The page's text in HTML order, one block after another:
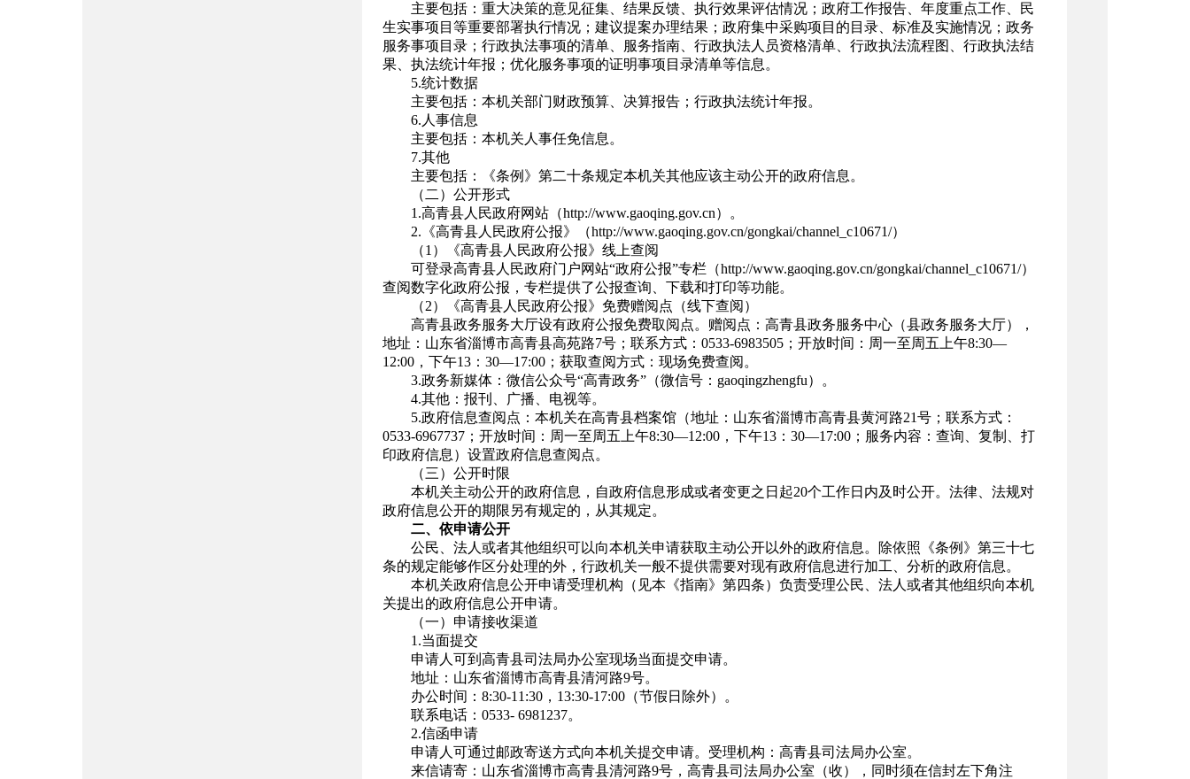
主要包括：重大决策的意见征集、结果反馈、执行效果评估情况；政府工作报告、年度重点工作、民
生实事项目等重要部署执行情况；建议提案办理结果；政府集中采购项目的目录、标准及实施情况；政务
服务事项目录；行政执法事项的清单、服务指南、行政执法人员资格清单、行政执法流程图、行政执法结
果、执法统计年报；优化服务事项的证明事项目录清单等信息。
5.统计数据
主要包括：本机关部门财政预算、决算报告；行政执法统计年报。
6.人事信息
主要包括：本机关人事任免信息。
7.其他
主要包括：《条例》第二十条规定本机关其他应该主动公开的政府信息。
（二）公开形式
1.高青县人民政府网站（http://www.gaoqing.gov.cn）。
2.《高青县人民政府公报》（http://www.gaoqing.gov.cn/gongkai/channel_c10671/）
（1）《高青县人民政府公报》线上查阅
可登录高青县人民政府门户网站“政府公报”专栏（http://www.gaoqing.gov.cn/gongkai/channel_c10671/）
查阅数字化政府公报，专栏提供了公报查询、下载和打印等功能。
（2）《高青县人民政府公报》免费赠阅点（线下查阅）
高青县政务服务大厅设有政府公报免费取阅点。赠阅点：高青县政务服务中心（县政务服务大厅），
地址：山东省淄博市高青县高苑路7号；联系方式：0533-6983505；开放时间：周一至周五上午8:30—
12:00，下午13：30—17:00；获取查阅方式：现场免费查阅。
3.政务新媒体：微信公众号“高青政务”（微信号：gaoqingzhengfu）。
4.其他：报刊、广播、电视等。
5.政府信息查阅点：本机关在高青县档案馆（地址：山东省淄博市高青县黄河路21号；联系方式：
0533-6967737；开放时间：周一至周五上午8:30—12:00，下午13：30—17:00；服务内容：查询、复制、打
印政府信息）设置政府信息查阅点。
（三）公开时限
本机关主动公开的政府信息，自政府信息形成或者变更之日起20个工作日内及时公开。法律、法规对
政府信息公开的期限另有规定的，从其规定。
二、依申请公开
公民、法人或者其他组织可以向本机关申请获取主动公开以外的政府信息。除依照《条例》第三十七
条的规定能够作区分处理的外，行政机关一般不提供需要对现有政府信息进行加工、分析的政府信息。
本机关政府信息公开申请受理机构（见本《指南》第四条）负责受理公民、法人或者其他组织向本机
关提出的政府信息公开申请。
（一）申请接收渠道
1.当面提交
申请人可到高青县司法局办公室现场当面提交申请。
地址：山东省淄博市高青县清河路9号。
办公时间：8:30-11:30，13:30-17:00（节假日除外）。
联系电话：0533- 6981237。
2.信函申请
申请人可通过邮政寄送方式向本机关提交申请。受理机构：高青县司法局办公室。
来信请寄：山东省淄博市高青县清河路9号，高青县司法局办公室（收），同时须在信封左下角注